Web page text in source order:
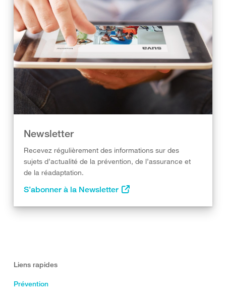
Newsletter
Recevez régulièrement des informations sur des
sujets d’actualité de la prévention, de l’assurance et
de la réadaptation.
S’abonner à la Newsletter
Liens rapides
Prévention